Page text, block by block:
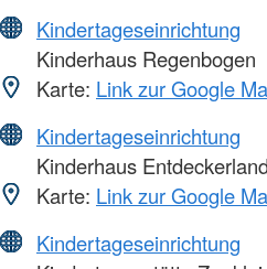
Kindertageseinrichtung
Kinderhaus Regenbogen
Karte: Link zur Google
Kindertageseinrichtung
Kinderhaus
Karte: Link zur Google
Kindertageseinrichtung